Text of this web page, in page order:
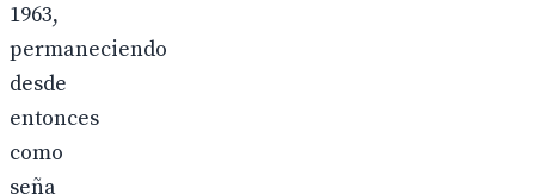
1963,
permaneciendo
desde
entonces
como
seña